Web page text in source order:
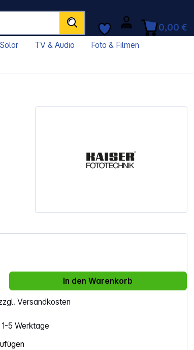
0,00 €
TV & Audio
Foto & Filmen
Versandkosten
5 Werktage
Gib den gewünschten Wert ein
In den Warenkorb